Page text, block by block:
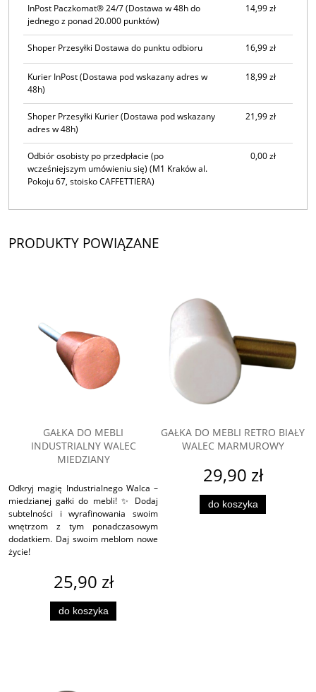
InPost Paczkomat® 24/7(Dostawa w 48h do
jednego z ponad 20.000 punktów)
14,99 zł
Shoper Przesyłki Dostawa do punktu odbioru 16,99 zł
Kurier InPost(Dostawa pod wskazany adres w
48h)
18,99 zł
Shoper Przesyłki Kurier(Dostawa pod wskazany
adres w 48h)
21,99 zł
Odbiór osobisty po przedpłacie (po
wcześniejszym umówieniu się) (M1 Kraków al.
Pokoju 67, stoisko CAFFETTIERA)
0,00 zł
PRODUKTY POWIĄZANE
GAŁKA DO MEBLI
INDUSTRIALNY WALEC
MIEDZIANY
Odkryj magię Industrialnego Walca –
miedzianej gałki do mebli! ✨ Dodaj
subtelności i wyrafinowania swoim
wnętrzom z tym ponadczasowym
dodatkiem. Daj swoim meblom nowe
życie!
25,90 zł
do koszyka
GAŁKA DO MEBLI RETRO BIAŁY
WALEC MARMUROWY
29,90 zł
do koszyka